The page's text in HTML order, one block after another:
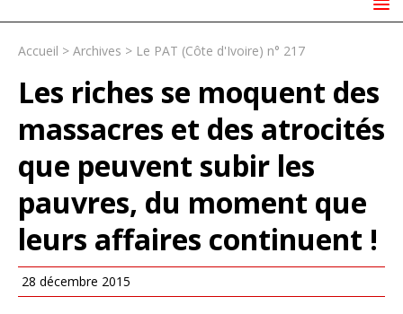
Accueil > Archives > Le PAT (Côte d'Ivoire) n° 217
Les riches se moquent des
massacres et des atrocités
que peuvent subir les
pauvres, du moment que
leurs affaires continuent !
28 décembre 2015